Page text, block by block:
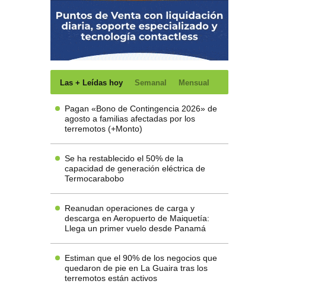
Las + Leídas hoy Semanal Mensual
Pagan «Bono de Contingencia 2026» de
agosto a familias afectadas por los
terremotos (+Monto)
Se ha restablecido el 50% de la
capacidad de generación eléctrica de
Termocarabobo
Reanudan operaciones de carga y
descarga en Aeropuerto de Maiquetía:
Llega un primer vuelo desde Panamá
Estiman que el 90% de los negocios que
quedaron de pie en La Guaira tras los
terremotos están activos